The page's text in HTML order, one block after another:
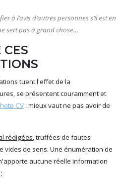
à l’avis d’autres personnes s’il est en
sert pas à grand chose…
CES
tuent l'effet de la
se présentent couramment et
CV : mieux vaut ne pas avoir de
rédigées, truffées de fautes
vides de sens. Une énumération de
aucune réelle information